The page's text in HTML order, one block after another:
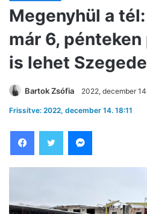
Megenyhül a
már 6,
is lehet
Bartok Zsófia 2022, december
Frissítve: 2022, december 14. 18:11